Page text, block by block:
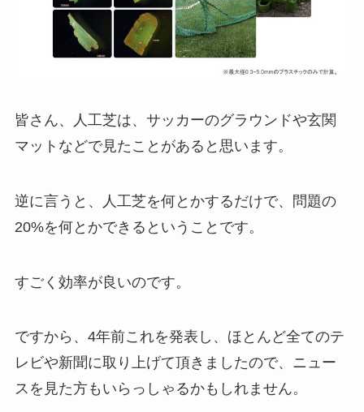
皆さん、人工芝は、サッカーのグラウンドや玄関
マットなどで見たことがあると思います。
逆に言うと、人工芝を何とかするだけで、問題の
20%を何とかできるということです。
すごく効率が良いのです。
ですから、4年前これを発表し、ほとんど全てのテ
レビや新聞に取り上げて頂きましたので、ニュー
スを見た方もいらっしゃるかもしれません。